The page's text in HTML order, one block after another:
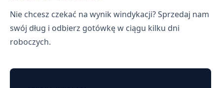
Nie chcesz czekać na wynik windykacji? Sprzedaj nam
swój dług i odbierz gotówkę w ciągu kilku dni
roboczych.